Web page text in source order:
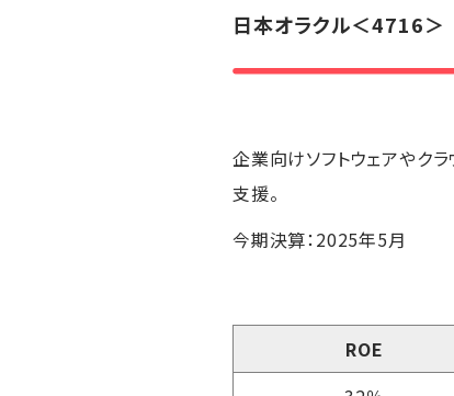
日本オラクル＜4716＞
企業向けソフトウェアやク
支援。
今期決算：2025年5月
ROE